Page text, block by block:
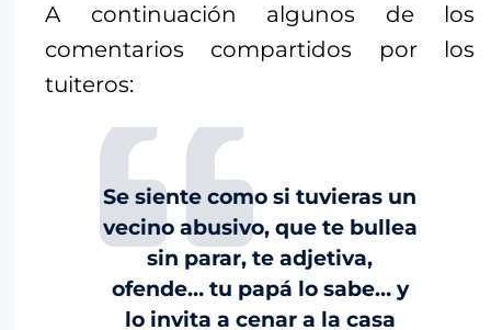
A continuación algunos de los
comentarios compartidos por los
tuiteros:
Se siente como si tuvieras un
vecino abusivo, que te bullea
sin parar, te adjetiva,
ofende… tu papá lo sabe… y
lo invita a cenar a la casa